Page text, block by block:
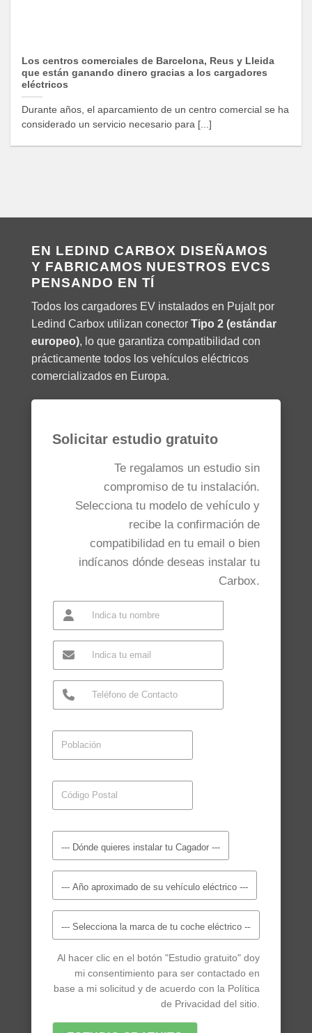
Los centros comerciales de Barcelona, Reus y Lleida
que están ganando dinero gracias a los cargadores
eléctricos
Durante años, el aparcamiento de un centro comercial se ha
considerado un servicio necesario para [...]
EN LEDIND CARBOX DISEÑAMOS
Y FABRICAMOS NUESTROS EVCS
PENSANDO EN TÍ
Todos los cargadores EV instalados en Pujalt por
Ledind Carbox utilizan conector Tipo 2 (estándar
europeo), lo que garantiza compatibilidad con
prácticamente todos los vehículos eléctricos
comercializados en Europa.
Solicitar estudio gratuito
Te regalamos un estudio sin
compromiso de tu instalación.
Selecciona tu modelo de vehículo y
recibe la confirmación de
compatibilidad en tu email o bien
indícanos dónde deseas instalar tu
Carbox.
Al hacer clic en el botón "Estudio gratuito" doy
mi consentimiento para ser contactado en
base a mi solicitud y de acuerdo con la Política
de Privacidad del sitio.